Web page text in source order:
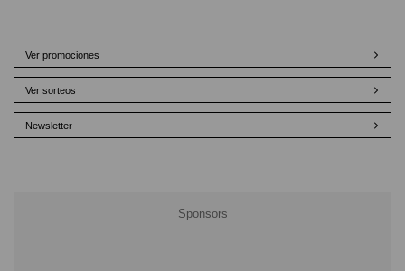
Ver promociones
Ver sorteos
Newsletter